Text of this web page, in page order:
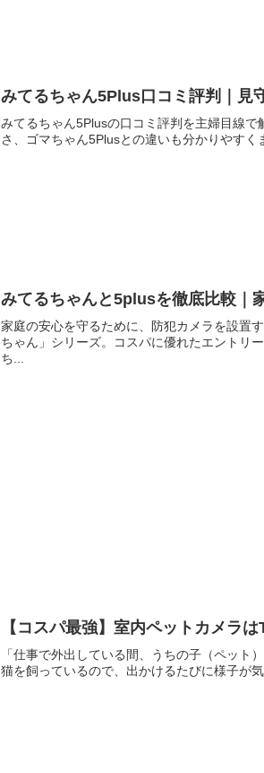
みてるちゃん5Plus口コミ評判｜見
みてるちゃん5Plusの口コミ評判を主婦目線
さ、ゴマちゃん5Plusとの違いも分かりやすく
みてるちゃんと5plusを徹底比較｜
家庭の安心を守るために、防犯カメラを設置
ちゃん」シリーズ。コスパに優れたエントリ
ち...
【コスパ最強】室内ペットカメラ
「仕事で外出している間、うちの子（ペッ
猫を飼っているので、出かけるたびに様子が